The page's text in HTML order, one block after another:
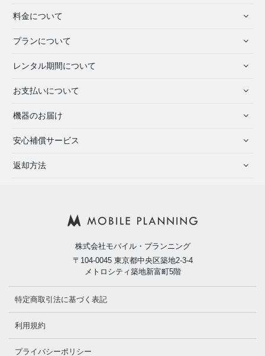
料金について
プランについて
レンタル期間について
お支払いについて
機器のお届け
安心補償サービス
返却方法
株式会社モバイル・プランニング
〒104-0045 東京都中央区築地2-3-4
メトロシティ築地新富町5階
特定商取引法に基づく表記
利用規約
プライバシーポリシー